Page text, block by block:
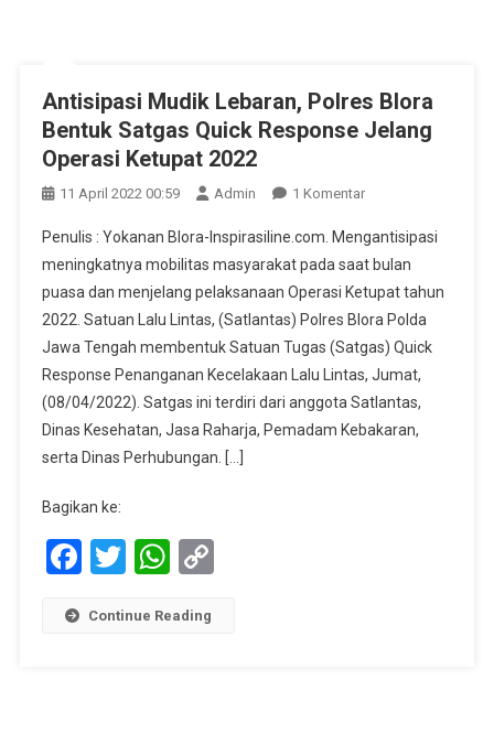
Antisipasi Mudik Lebaran, Polres Blora
Bentuk Satgas Quick Response Jelang
Operasi Ketupat 2022
11 April 2022 00:59 Admin 1 KomentarPada
Mudik
Lebaran,
Polres
Blora
Bentuk
Satgas
Quick
Response
Penulis : Yokanan Blora-Inspirasiline.com. Mengantisipasi
meningkatnya mobilitas masyarakat pada saat bulan
puasa dan menjelang pelaksanaan Operasi Ketupat tahun
2022. Satuan Lalu Lintas, (Satlantas) Polres Blora Polda
Jawa Tengah membentuk Satuan Tugas (Satgas) Quick
Response Penanganan Kecelakaan Lalu Lintas, Jumat,
(08/04/2022). Satgas ini terdiri dari anggota Satlantas,
Dinas Kesehatan, Jasa Raharja, Pemadam Kebakaran,
serta Dinas Perhubungan. […]
Bagikan ke:
Facebook
TwitterWhatsApp
Copy
Continue Reading